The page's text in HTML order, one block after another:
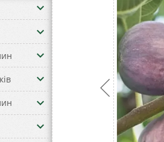
keyboard_arrow_down
keyboard_arrow_down
keyboard_arrow_down
keyboard_arrow_down
keyboard_arrow_down
keyboard_arrow_down